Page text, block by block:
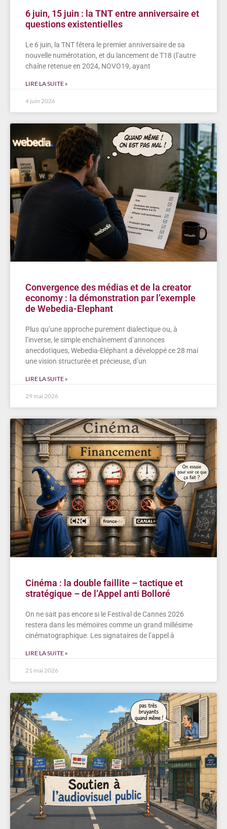
6 juin, 15 juin : la TNT entre anniversaire et
questions existentielles
Le 6 juin, la TNT fêtera le premier anniversaire de sa
nouvelle numérotation, et du lancement de T18 (l’autre
chaîne retenue en 2024, NOVO19, ayant
LIRE LA SUITE »
4 juin 2026
Convergence des médias et de la creator
economy : la démonstration par l’exemple
de Webedia-Elephant
Plus qu’une approche purement dialectique ou, à
l’inverse, le simple enchaînement d’annonces
anecdotiques, Webedia-Eléphant a développé ce 28 mai
une vision structurée et précieuse, d’un
LIRE LA SUITE »
29 mai 2026
Cinéma : la double faillite – tactique et
stratégique – de l’Appel anti Bolloré
On ne sait pas encore si le Festival de Cannes 2026
restera dans les mémoires comme un grand millésime
cinématographique. Les signataires de l’appel à
LIRE LA SUITE »
21 mai 2026